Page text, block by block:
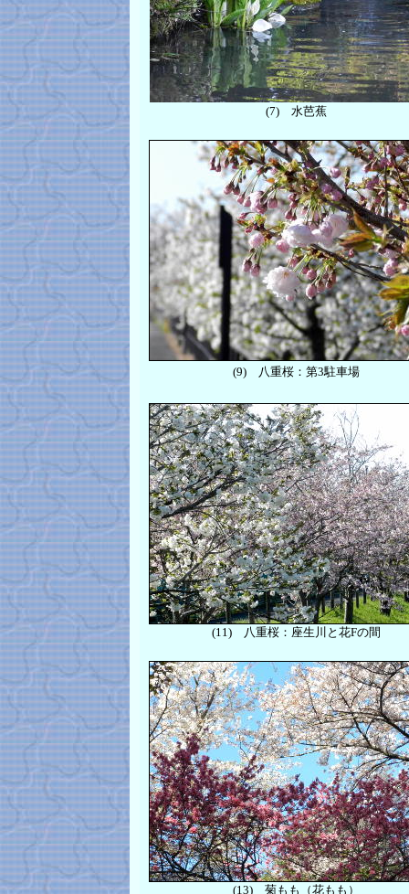
(7) 水芭蕉
(9)八重桜：第3駐車場
(11)八重桜：座生川と花Fの間
(13)菊もも（花もも）